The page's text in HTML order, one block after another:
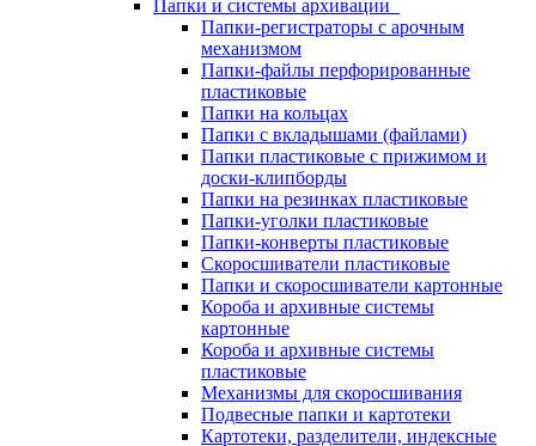
Папки и системы архивации
Папки-регистраторы с арочным
механизмом
Папки-файлы перфорированные
пластиковые
Папки на кольцах
Папки с вкладышами (файлами)
Папки пластиковые с прижимом и
доски-клипборды
Папки на резинках пластиковые
Папки-уголки пластиковые
Папки-конверты пластиковые
Скоросшиватели пластиковые
Папки и скоросшиватели картонные
Короба и архивные системы
картонные
Короба и архивные системы
пластиковые
Механизмы для скоросшивания
Подвесные папки и картотеки
Картотеки, разделители, индексные